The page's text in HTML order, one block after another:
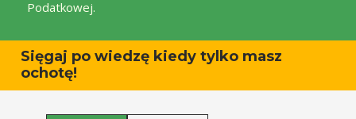
Podatkowej.
Sięgaj po wiedzę kiedy tylko masz
ochotę!